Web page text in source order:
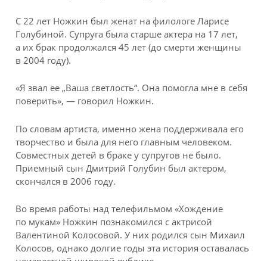
С 22 лет Ножкин был женат на филологе Ларисе
Голубиной. Супруга была старше актера на 17 лет,
а их брак продолжался 45 лет (до смерти женщины
в 2004 году).
«Я звал ее „Ваша светлость“. Она помогла мне в себя
поверить», — говорил Ножкин.
По словам артиста, именно жена поддерживала его
творчество и была для него главным человеком.
Совместных детей в браке у супругов не было.
Приемный сын Дмитрий Голубин был актером,
скончался в 2006 году.
Во время работы над телефильмом «Хождение
по мукам» Ножкин познакомился с актрисой
Валентиной Колосовой. У них родился сын Михаил
Колосов, однако долгие годы эта история оставалась